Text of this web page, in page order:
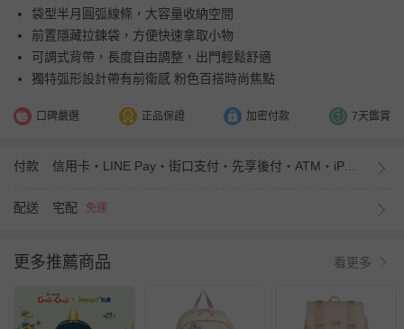
袋型半月圓弧線條，大容量收納空間
前置隱藏拉鍊袋，方便快速拿取小物
可調式背帶，長度自由調整，出門輕鬆舒適
獨特弧形設計帶有前衛感 粉色百搭時尚焦點
口碑嚴選 正品保證 加密付款 7天鑑賞
付款 信用卡・LINE Pay・街口支付・先享後付・ATM・iPASS MONEY
配送 宅配 免運
更多推薦商品 看更多